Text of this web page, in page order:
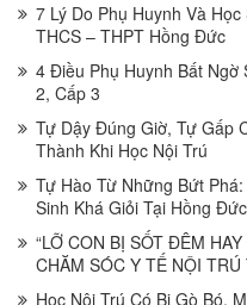
7 Lý Do Phụ Huynh Và
THCS – THPT Hồng Đức
4 Điều Phụ Huynh Bất Ngờ
2, Cấp 3
Tự Dậy Đúng Giờ, Tự Gấp
Thành Khi Học Nội Trú
Tự Hào Từ Những Bứt
Sinh Khá Giỏi Tại Hồng Đức
“LỠ CON BỊ SỐT ĐÊM
CHĂM SÓC Y TẾ NỘI
Học Nội Trú Có Bị Gò Bó,